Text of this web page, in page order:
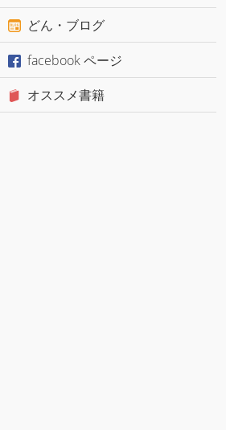
どん・ブログ
facebook ページ
オススメ書籍